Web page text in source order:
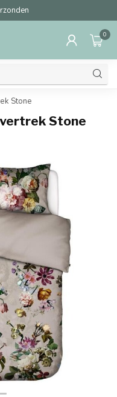
0
Stone
Stone